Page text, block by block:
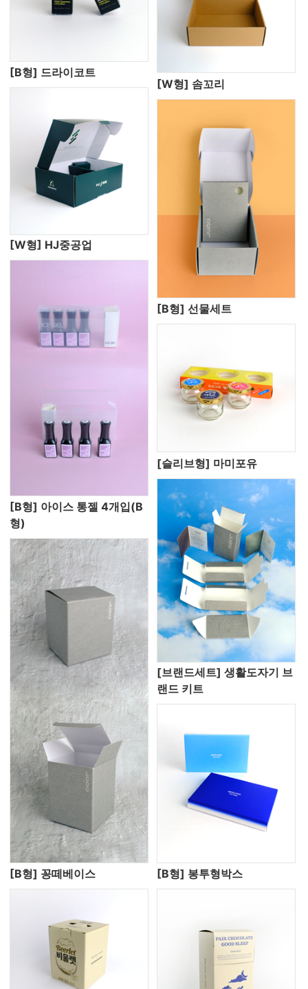
[B형] 드라이코트
[W형] 솜꼬리
[W형] HJ중공업
[B형] 선물세트
[B형] 아이스 통젤 4개입(B
형)
[슬리브형] 마미포유
[B형] 꽁떼베이스
[브랜드세트] 생활도자기 브
랜드 키트
[B형] 봉투형박스